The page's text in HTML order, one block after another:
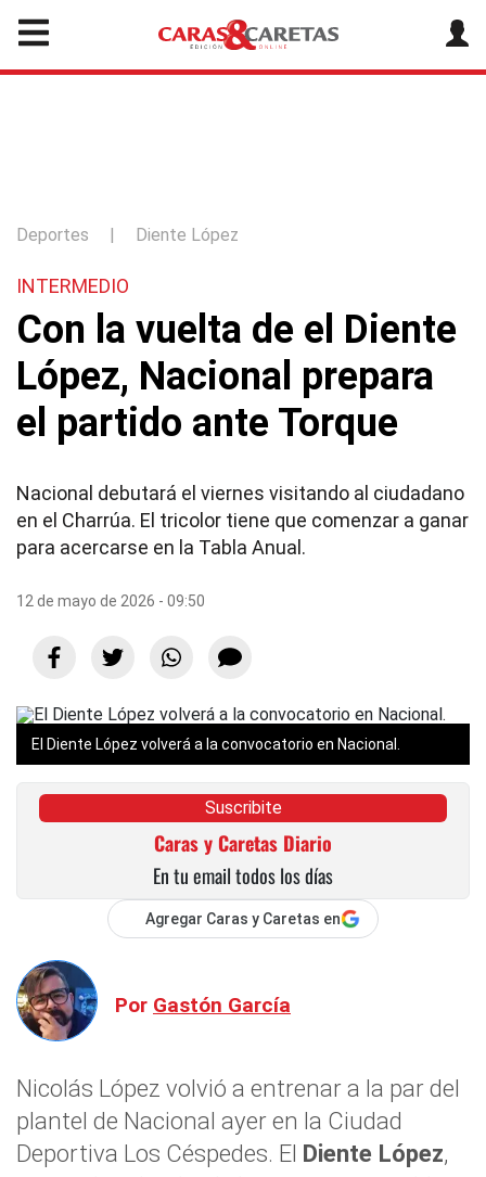
Deportes | Diente López
INTERMEDIO
Con la vuelta de el Diente
López, Nacional prepara
el partido ante Torque
Nacional debutará el viernes visitando al ciudadano
en el Charrúa. El tricolor tiene que comenzar a ganar
para acercarse en la Tabla Anual.
12 de mayo de 2026 - 09:50
El Diente López volverá a la convocatorio en Nacional.
Suscribite
Caras y Caretas Diario
En tu email todos los días
Agregar Caras y Caretas en
Por Gastón García
Nicolás López volvió a entrenar a la par del
plantel de Nacional ayer en la Ciudad
Deportiva Los Céspedes. El Diente López,